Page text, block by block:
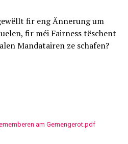
fir eng Ännerung um
fir méi Fairness tëschent
Mandatairen ze schafen?
am Gemengerot.pdf